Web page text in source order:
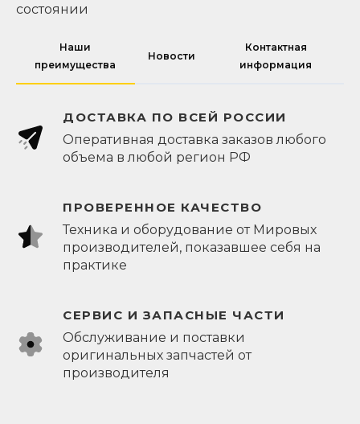
состоянии
Наши
преимущества
Новости
Контактная
информация
ДОСТАВКА ПО ВСЕЙ РОССИИ
Оперативная доставка заказов любого
объема в любой регион РФ
ПРОВЕРЕННОЕ КАЧЕСТВО
Техника и оборудование от Мировых
производителей, показавшее себя на
практике
СЕРВИС И ЗАПАСНЫЕ ЧАСТИ
Обслуживание и поставки
оригинальных запчастей от
производителя